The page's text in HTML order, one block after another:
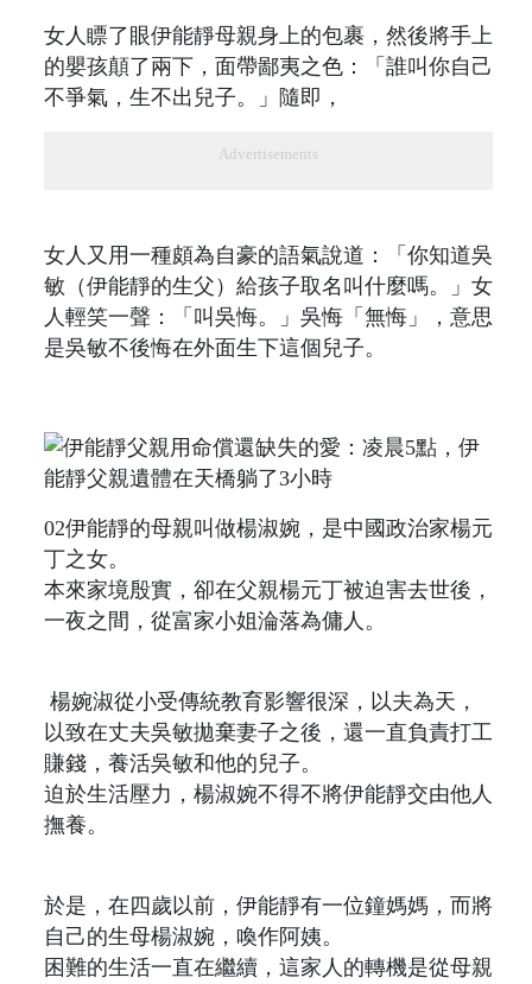
女人瞟了眼伊能靜母親身上的包裹，然後將手上
的嬰孩顛了兩下，面帶鄙夷之色：「誰叫你自己
不爭氣，生不出兒子。」隨即，
Advertisements
女人又用一種頗為自豪的語氣說道：「你知道吳
敏（伊能靜的生父）給孩子取名叫什麼嗎。」女
人輕笑一聲：「叫吳悔。」吳悔「無悔」，意思
是吳敏不後悔在外面生下這個兒子。
02伊能靜的母親叫做楊淑婉，是中國政治家楊元
丁之女。
本來家境殷實，卻在父親楊元丁被迫害去世後，
一夜之間，從富家小姐淪落為傭人。
楊婉淑從小受傳統教育影響很深，以夫為天，
以致在丈夫吳敏拋棄妻子之後，還一直負責打工
賺錢，養活吳敏和他的兒子。
迫於生活壓力，楊淑婉不得不將伊能靜交由他人
撫養。
於是，在四歲以前，伊能靜有一位鐘媽媽，而將
自己的生母楊淑婉，喚作阿姨。
困難的生活一直在繼續，這家人的轉機是從母親